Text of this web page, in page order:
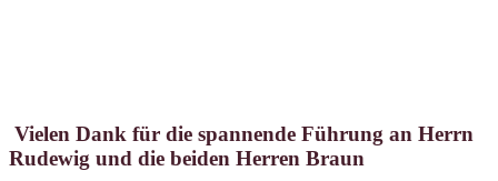
Vielen Dank für die spannende Führung an Herrn
Rudewig und die beiden Herren Braun